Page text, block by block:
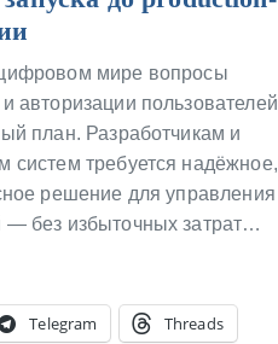
мире вопросы
авторизации пользователей
план. Разработчикам и
систем требуется надёжное,
решение для управления
— без избыточных затрат…
Telegram Threads